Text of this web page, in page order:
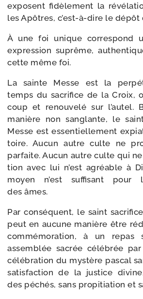
exposent fidè­le­ment la
les Apôtres, c’est-à-dire le dépôt
À une foi unique cor­res­pond
expres­sion suprême,
cette même foi.
La sainte Messe est la
temps du sacri­fice de la Croix,
coup et renou­ve­lé sur l’autel.
manière non san­glante, le
Messe est essen­tiel­le­ment
toire. Aucun autre culte ne
par­faite. Aucun autre culte qui
tion avec lui n’est agréable à
moyen n’est suf­fi­sant pour
des âmes.
Par consé­quent, le saint
peut en aucune manière être
com­mé­mo­ra­tion, à un repas
assem­blée sacrée célé­brée
célé­bra­tion du mys­tère pas­cal
satis­fac­tion de la jus­tice
des péchés, sans pro­pi­tia­tion et